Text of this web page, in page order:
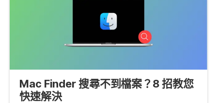
Mac Finder 搜尋不到檔案？8 招教您
快速解決